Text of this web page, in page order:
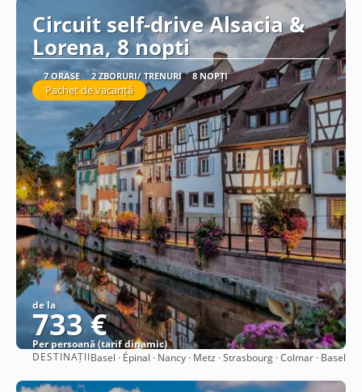
Circuit self-drive Alsacia &
Lorena, 8 nopti
7 ORAȘE 2 ZBORURI/ TRENURI 8 NOPȚI
Pachet de vacanță
de la
733 €
Per persoană (tarif dinamic)
Vezi detalii
DESTINAȚIIBasel · Épinal · Nancy · Metz · Strasbourg · Colmar · Basel